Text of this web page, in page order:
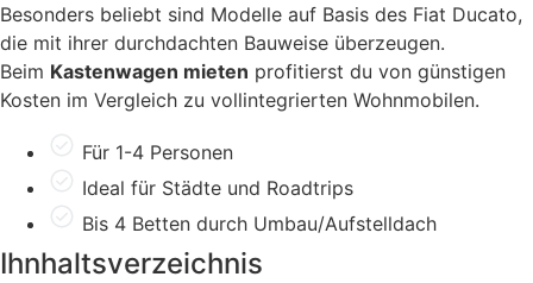
Besonders beliebt sind Modelle auf Basis des Fiat Ducato,
die mit ihrer durchdachten Bauweise überzeugen.
Beim Kastenwagen mieten profitierst du von günstigen
Kosten im Vergleich zu vollintegrierten Wohnmobilen.
Für 1-4 Personen
Ideal für Städte und Roadtrips
Bis 4 Betten durch Umbau/Aufstelldach
Ihnhaltsverzeichnis